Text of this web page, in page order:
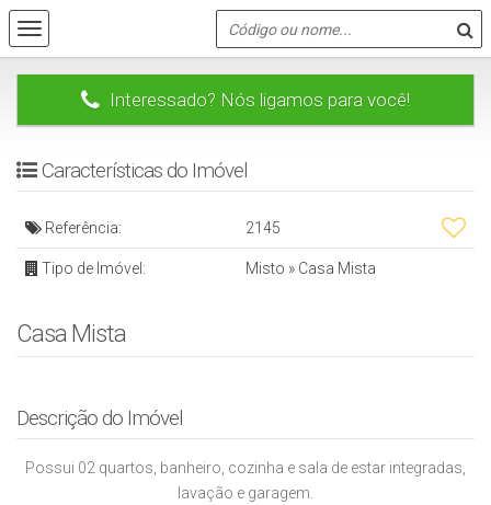
Interessado? Nós ligamos para você!
Características do Imóvel
Referência: 2145
Tipo de Imóvel: Misto » Casa Mista
Casa Mista
Descrição do Imóvel
Possui 02 quartos, banheiro, cozinha e sala de estar integradas,
lavação e garagem.